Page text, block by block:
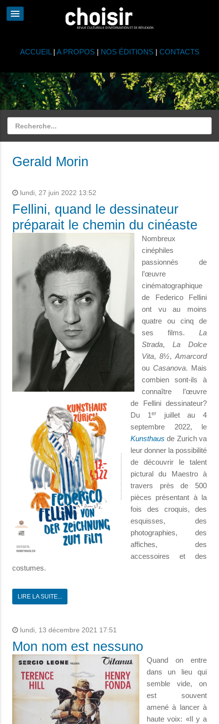
ACCUEIL | A PROPOS| NOS ÉDITIONS| CONTACTS
Gerald Morin
lundi, 27 juin 2022 13:52
Fellini, quand le dessinateur
préparait le chemin du cinéaste
Nombreux
cinéphiles
passionnés de
l’œuvre
cinématographique
de Federico Fellini
ont vu au moins
quatre ou cinq de
ses films. La
Strada, La Dolce
Vita, 8½,Amarcord
ou Casanova. Mais
combien sont-ils à
connaître l’œuvre
de Fellini dessinateur?
Du 1erjuillet au 4
septembre 2022, le
Kunsthaus de Zurich va
leur donner la possibilité
de découvrir le talent
pictural du Maestro à
travers près de 500
pièces présentant à la
fois des croquis, des
esquisses, des
photographies, des
affiches, des
accessoires et des
costumes.
LIRE LA SUITE...
lundi, 13 décembre 2021 17:51
Mon nom est nessuno
Quand on entre
dans un lieu qui
semble vide, on
est souvent
amené à lancer à
haute voix: «Il y a